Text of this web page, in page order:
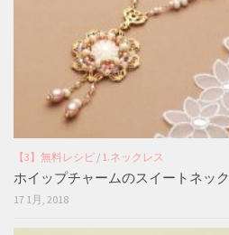
【3】無料レシピ / 1.ネックレス
ホイップチャームのスイートネッ
17 1月, 2018